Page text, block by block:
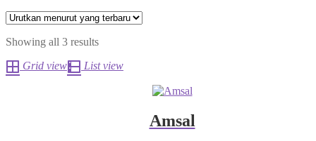
Showing all 3 results
Grid view
List view
Amsal